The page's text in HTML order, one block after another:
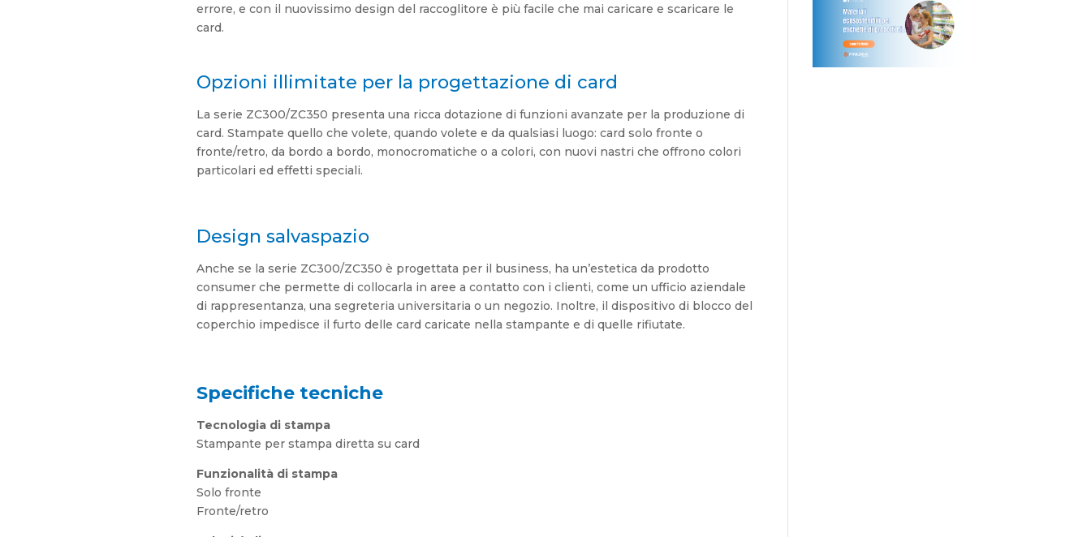
errore, e con il nuovissimo design del raccoglitore è più facile che mai caricare e scaricare le
card.
Opzioni illimitate per la progettazione di card
La serie ZC300/ZC350 presenta una ricca dotazione di funzioni avanzate per la produzione di
card. Stampate quello che volete, quando volete e da qualsiasi luogo: card solo fronte o
fronte/retro, da bordo a bordo, monocromatiche o a colori, con nuovi nastri che offrono colori
particolari ed effetti speciali.
Design salvaspazio
Anche se la serie ZC300/ZC350 è progettata per il business, ha un’estetica da prodotto
consumer che permette di collocarla in aree a contatto con i clienti, come un ufficio aziendale
di rappresentanza, una segreteria universitaria o un negozio. Inoltre, il dispositivo di blocco del
coperchio impedisce il furto delle card caricate nella stampante e di quelle rifiutate.
Specifiche tecniche
Tecnologia di stampa
Stampante per stampa diretta su card
Funzionalità di stampa
Solo fronte
Fronte/retro